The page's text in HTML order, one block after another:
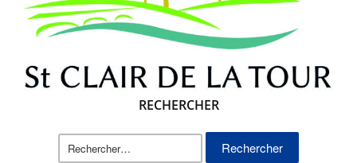
RECHERCHER
Rechercher :